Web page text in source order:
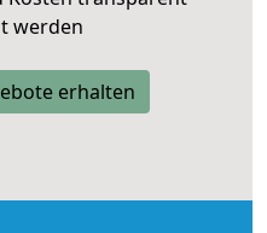
werden
erhalten